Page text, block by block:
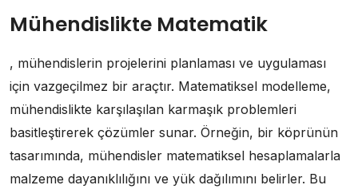
Mühendislikte Matematik
, mühendislerin projelerini planlaması ve uygulaması
için vazgeçilmez bir araçtır. Matematiksel modelleme,
mühendislikte karşılaşılan karmaşık problemleri
basitleştirerek çözümler sunar. Örneğin, bir köprünün
tasarımında, mühendisler matematiksel hesaplamalarla
malzeme dayanıklılığını ve yük dağılımını belirler. Bu